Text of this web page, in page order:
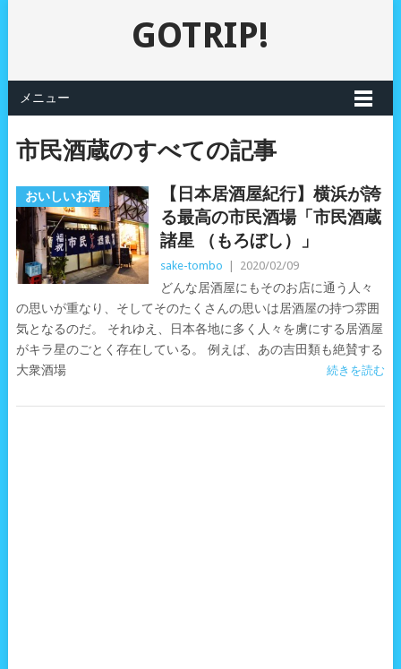
GOTRIP!
メニュー
市民酒蔵のすべての記事
おいしいお酒
【日本居酒屋紀行】横浜が誇
る最高の市民酒場「市民酒蔵
諸星 （もろぼし）」
sake-tombo 2020/02/09
どんな居酒屋にもそのお店に通う人々
の思いが重なり、そしてそのたくさんの思いは居酒屋の持つ雰囲
気となるのだ。 それゆえ、日本各地に多く人々を虜にする居酒屋
がキラ星のごとく存在している。 例えば、あの吉田類も絶賛する
大衆酒場
続きを読む